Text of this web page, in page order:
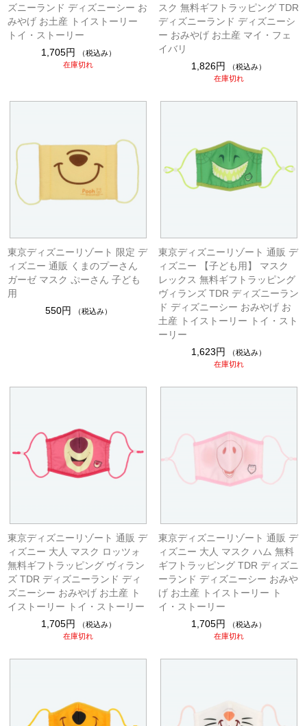
ズニーランド ディズニーシー お
みやげ お土産 トイストーリー
トイ・ストーリー
1,705円
（税込み）
在庫切れ
スク 無料ギフトラッピング TDR
ディズニーランド ディズニーシ
ー おみやげ お土産 マイ・フェ
イバリ
1,826円
（税込み）
在庫切れ
東京ディズニーリゾート 限定 デ
ィズニー 通販 くまのプーさん
ガーゼ マスク ぷーさん 子ども
用
550円
（税込み）
東京ディズニーリゾート 通販 デ
ィズニー 【子ども用】 マスク
レックス 無料ギフトラッピング
ヴィランズ TDR ディズニーラン
ド ディズニーシー おみやげ お
土産 トイストーリー トイ・スト
ーリー
1,623円
（税込み）
在庫切れ
東京ディズニーリゾート 通販 デ
ィズニー 大人 マスク ロッツォ
無料ギフトラッピング ヴィラン
ズ TDR ディズニーランド ディ
ズニーシー おみやげ お土産 ト
イストーリー トイ・ストーリー
1,705円
（税込み）
在庫切れ
東京ディズニーリゾート 通販 デ
ィズニー 大人 マスク ハム 無料
ギフトラッピング TDR ディズニ
ーランド ディズニーシー おみや
げ お土産 トイストーリー ト
イ・ストーリー
1,705円
（税込み）
在庫切れ